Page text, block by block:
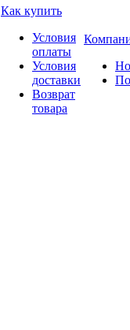
Как купить
Условия
оплаты
Условия
доставки
Возврат
товара